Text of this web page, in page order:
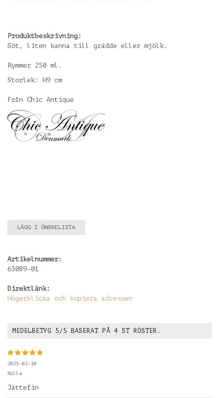
Produktbeskrivning:
Söt, liten kanna till grädde eller mjölk.
Rymmer 250 ml.
Storlek: H9 cm
Från Chic Antique
LÄGG I ÖNSKELISTA
Artikelnummer:
63089-01
Direktlänk:
Högerklicka och kopiera adressen
MEDELBETYG 5 /5 BASERAT PÅ 4 ST RÖSTER.
2025-02-10
Nilla
Jättefin